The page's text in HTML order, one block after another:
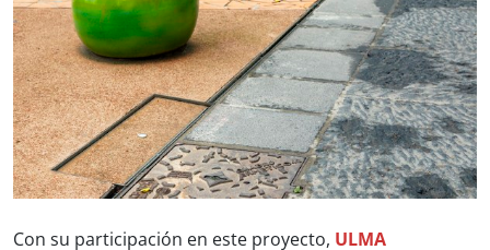
Con su participación en este proyecto, ULMA